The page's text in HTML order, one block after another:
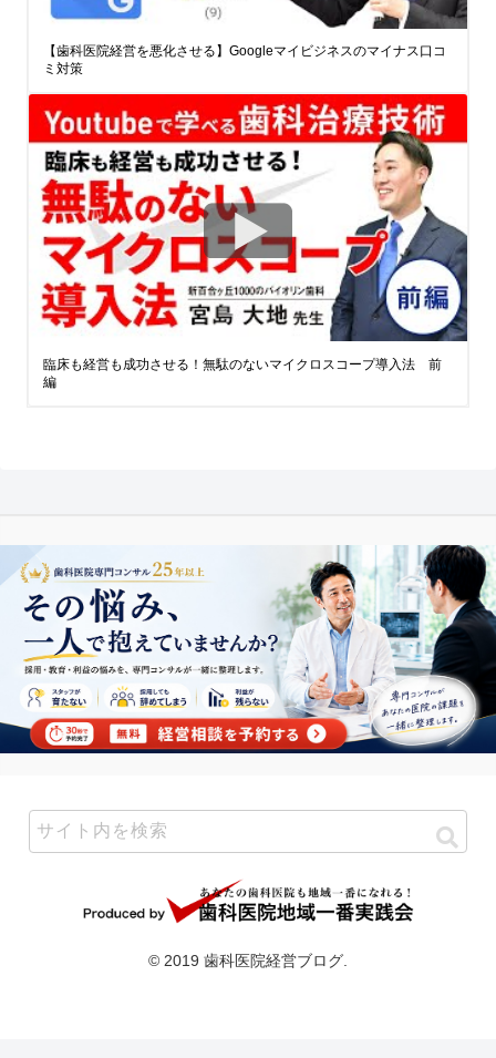
【歯科医院経営を悪化させる】Googleマイビジネスのマイナス口コ
ミ対策
臨床も経営も成功させる！無駄のないマイクロスコープ導入法 前
編
© 2019 歯科医院経営ブログ.